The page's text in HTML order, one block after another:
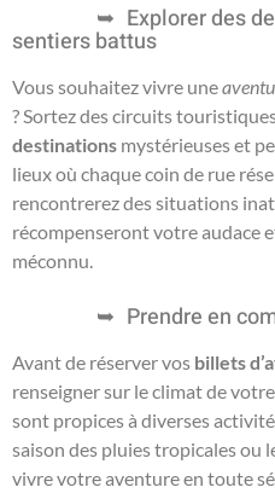
Explorer des
sentiers battus
Vous souhaitez vivre une
? Sortez des circuits
destinations mystérieuses et
lieux où chaque coin de rue
rencontrerez des situations
récompenseront votre audace
méconnu.
Prendre en
Avant de réserver vos billets
renseigner sur le climat de votre
sont propices à diverses
saison des pluies tropicales ou
vivre votre aventure en toute